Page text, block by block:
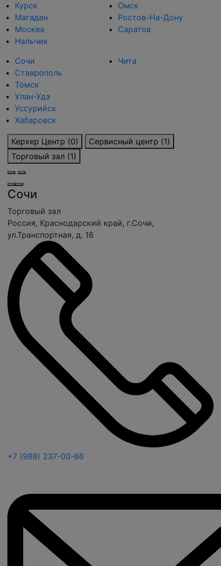
Курск
Магадан
Москва
Нальчик
Омск
Ростов-На-Дону
Саратов
Сочи
Ставрополь
Томск
Улан-Удэ
Уссурийск
Хабаровск
Чита
Керхер Центр (0)
Сервисный центр (1)
Торговый зал (1)
Сочи
Торговый зал
Россия, Краснодарский край, г.Сочи,
ул.Транспортная, д. 16
+7 (988) 237-00-66